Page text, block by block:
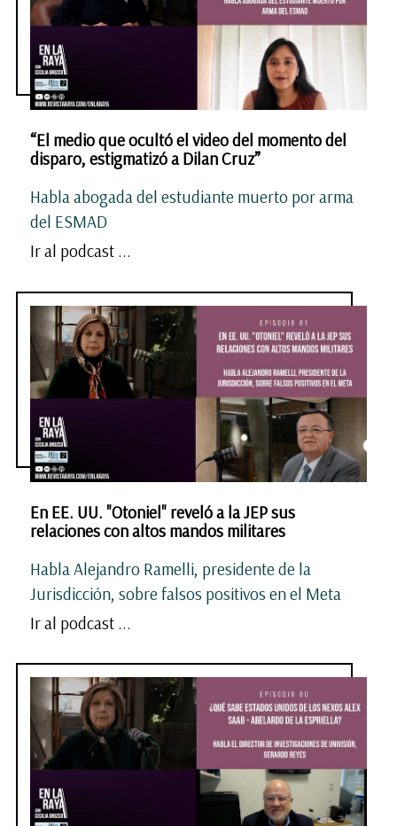
“El medio que ocultó el video del momento del
disparo, estigmatizó a Dilan Cruz”
Habla abogada del estudiante muerto por arma
del ESMAD
Ir al podcast ...
En EE. UU. "Otoniel" reveló a la JEP sus
relaciones con altos mandos militares
Habla Alejandro Ramelli, presidente de la
Jurisdicción, sobre falsos positivos en el Meta
Ir al podcast ...